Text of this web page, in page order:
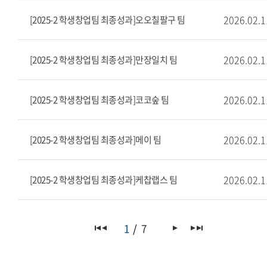
[2025-2 학생창업팀 최종성과]오오칠팔구 팀
[2025-2 학생창업팀 최종성과]만장일치 팀
[2025-2 학생창업팀 최종성과]코코숲 팀
[2025-2 학생창업팀 최종성과]메이 팀
[2025-2 학생창업팀 최종성과]케찹랩스 팀
1 7